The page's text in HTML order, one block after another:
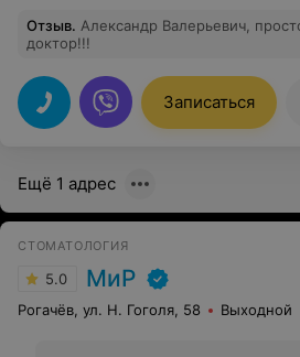
Отзыв. Александр Валерьевич,
доктор!!!
Записаться
Ещё 1 адрес
СТОМАТОЛОГИЯ
5.0 МиР
Рогачёв, ул. Н. Гоголя, 58 Выходной